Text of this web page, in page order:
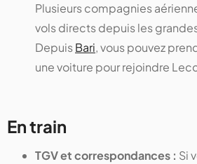
Plusieurs compagnies
vols directs depuis les
DepuisBari, vous pouvez
une voiture pour rejoindre
En train
TGV et correspondances : Si